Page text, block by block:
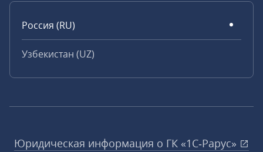
Россия (RU)
Узбекистан (UZ)
Юридическая информация о ГК «1С‑Рарус»